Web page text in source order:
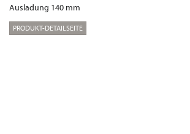
Ausladung 140 mm
PRODUKT-DETAILSEITE